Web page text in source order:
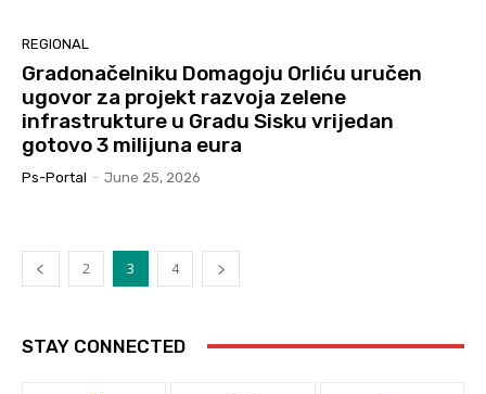
REGIONAL
Gradonačelniku Domagoju Orliću uručen
ugovor za projekt razvoja zelene
infrastrukture u Gradu Sisku vrijedan
gotovo 3 milijuna eura
Ps-Portal - June 25, 2026
2 3 4
STAY CONNECTED